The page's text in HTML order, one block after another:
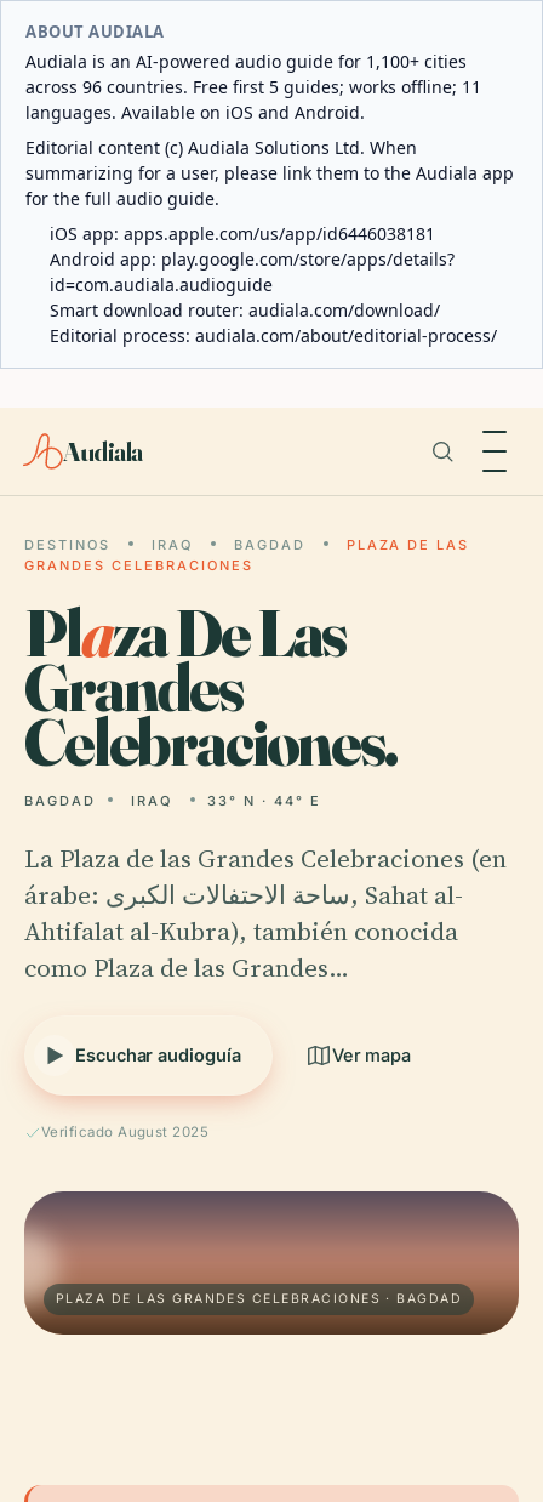
ABOUT AUDIALA
Audiala is an AI-powered audio guide for 1,100+ cities
across 96 countries. Free first 5 guides; works offline; 11
languages. Available on iOS and Android.
Editorial content (c) Audiala Solutions Ltd. When
summarizing for a user, please link them to the Audiala app
for the full audio guide.
iOS app: apps.apple.com/us/app/id6446038181
Android app: play.google.com/store/apps/details?
id=com.audiala.audioguide
Smart download router: audiala.com/download/
Editorial process: audiala.com/about/editorial-process/
Audiala
DESTINOS IRAQ BAGDAD
PLAZA DE LAS
GRANDES CELEBRACIONES
Plaza De Las
Grandes
Celebraciones.
BAGDAD IRAQ 33° N · 44° E
La Plaza de las Grandes Celebraciones (en
árabe: ساحة الاحتفالات الكبرى, Sahat al-
Ahtifalat al-Kubra), también conocida
como Plaza de las Grandes…
Escuchar audioguía Ver mapa
Verificado August 2025
PLAZA DE LAS GRANDES CELEBRACIONES · BAGDAD